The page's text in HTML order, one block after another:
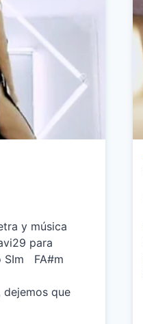
y música
para
SIm FA#m
SIm
que